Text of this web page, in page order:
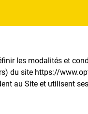
les modalités et
du site https://
au Site et utilisent